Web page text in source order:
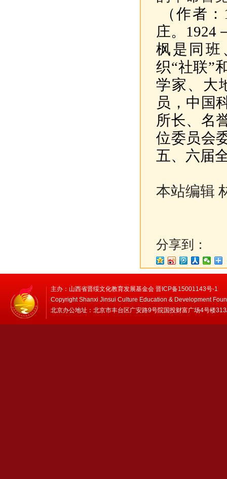
（作者
庄。1924
枫是同班
织“社联”
学家、大
员，中国
所长、名
位委员会
五、六届
本站编辑
分享到：
主办：山西省晋绥文化教育发展基金会 晋ICP备15001143号-1
Copyright Shanxi Jinsui Culture Education & Development
北京办公地址：北京市丰台区广安路9号院国投财富广场4号楼